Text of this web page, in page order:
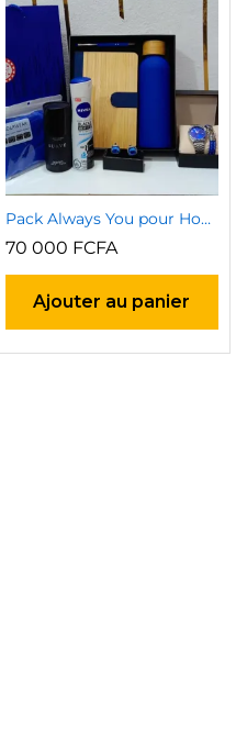
Pack Always You pour Homme
70 000 FCFA
Ajouter au panier